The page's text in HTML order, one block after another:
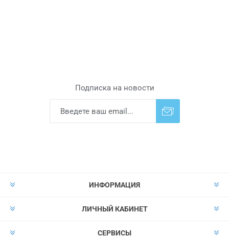
Подписка на новости
ИНФОРМАЦИЯ
ЛИЧНЫЙ КАБИНЕТ
СЕРВИСЫ